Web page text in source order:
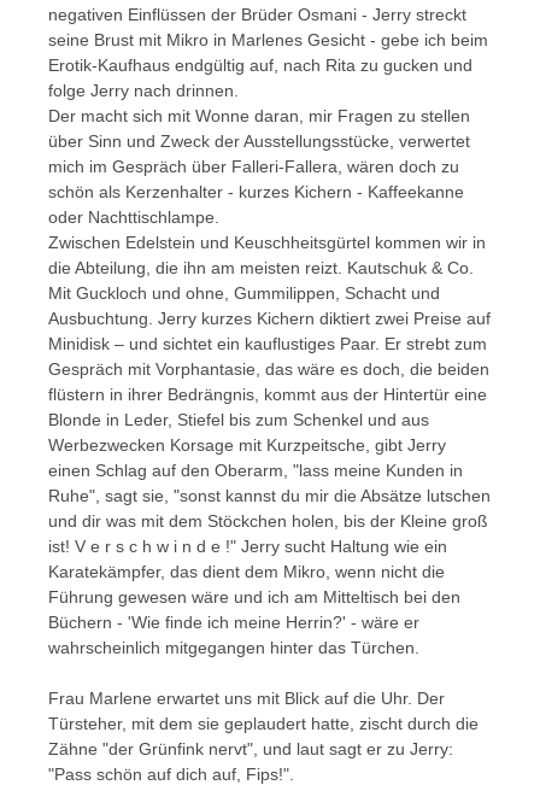
negativen Einflüssen der Brüder Osmani - Jerry streckt
seine Brust mit Mikro in Marlenes Gesicht - gebe ich beim
Erotik-Kaufhaus endgültig auf, nach Rita zu gucken und
folge Jerry nach drinnen.
Der macht sich mit Wonne daran, mir Fragen zu stellen
über Sinn und Zweck der Ausstellungsstücke, verwertet
mich im Gespräch über Falleri-Fallera, wären doch zu
schön als Kerzenhalter - kurzes Kichern - Kaffeekanne
oder Nachttischlampe.
Zwischen Edelstein und Keuschheitsgürtel kommen wir in
die Abteilung, die ihn am meisten reizt. Kautschuk & Co.
Mit Guckloch und ohne, Gummilippen, Schacht und
Ausbuchtung. Jerry kurzes Kichern diktiert zwei Preise auf
Minidisk – und sichtet ein kauflustiges Paar. Er strebt zum
Gespräch mit Vorphantasie, das wäre es doch, die beiden
flüstern in ihrer Bedrängnis, kommt aus der Hintertür eine
Blonde in Leder, Stiefel bis zum Schenkel und aus
Werbezwecken Korsage mit Kurzpeitsche, gibt Jerry
einen Schlag auf den Oberarm, "lass meine Kunden in
Ruhe", sagt sie, "sonst kannst du mir die Absätze lutschen
und dir was mit dem Stöckchen holen, bis der Kleine groß
ist! V e r s c h w i n d e !" Jerry sucht Haltung wie ein
Karatekämpfer, das dient dem Mikro, wenn nicht die
Führung gewesen wäre und ich am Mitteltisch bei den
Büchern - 'Wie finde ich meine Herrin?' - wäre er
wahrscheinlich mitgegangen hinter das Türchen.
Frau Marlene erwartet uns mit Blick auf die Uhr. Der
Türsteher, mit dem sie geplaudert hatte, zischt durch die
Zähne "der Grünfink nervt", und laut sagt er zu Jerry:
"Pass schön auf dich auf, Fips!".